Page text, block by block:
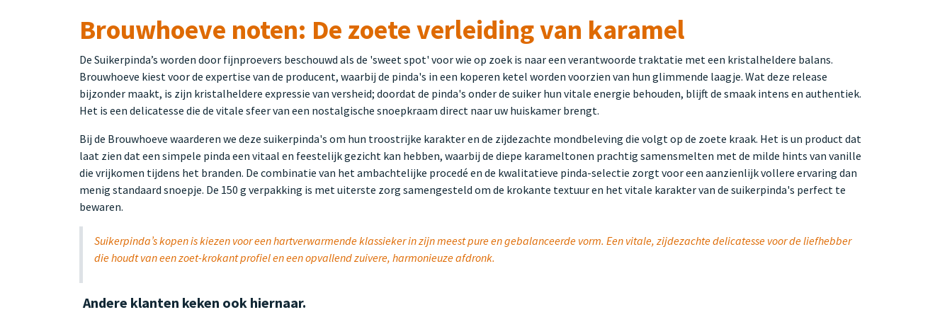
Brouwhoeve noten: De zoete verleiding van karamel
De Suikerpinda’s worden door fijnproevers beschouwd als de 'sweet spot' voor wie op zoek is naar een verantwoorde traktatie met een kristalheldere balans.
Brouwhoeve kiest voor de expertise van de producent, waarbij de pinda's in een koperen ketel worden voorzien van hun glimmende laagje. Wat deze release
bijzonder maakt, is zijn kristalheldere expressie van versheid; doordat de pinda's onder de suiker hun vitale energie behouden, blijft de smaak intens en authentiek.
Het is een delicatesse die de vitale sfeer van een nostalgische snoepkraam direct naar uw huiskamer brengt.
Bij de Brouwhoeve waarderen we deze suikerpinda's om hun troostrijke karakter en de zijdezachte mondbeleving die volgt op de zoete kraak. Het is un product dat
laat zien dat een simpele pinda een vitaal en feestelijk gezicht kan hebben, waarbij de diepe karameltonen prachtig samensmelten met de milde hints van vanille
die vrijkomen tijdens het branden. De combinatie van het ambachtelijke procedé en de kwalitatieve pinda-selectie zorgt voor een aanzienlijk vollere ervaring dan
menig standaard snoepje. De 150 g verpakking is met uiterste zorg samengesteld om de krokante textuur en het vitale karakter van de suikerpinda's perfect te
bewaren.
Suikerpinda’s kopen is kiezen voor een hartverwarmende klassieker in zijn meest pure en gebalanceerde vorm. Een vitale, zijdezachte delicatesse voor de liefhebber
die houdt van een zoet-krokant profiel en een opvallend zuivere, harmonieuze afdronk.
Andere klanten keken ook hiernaar.